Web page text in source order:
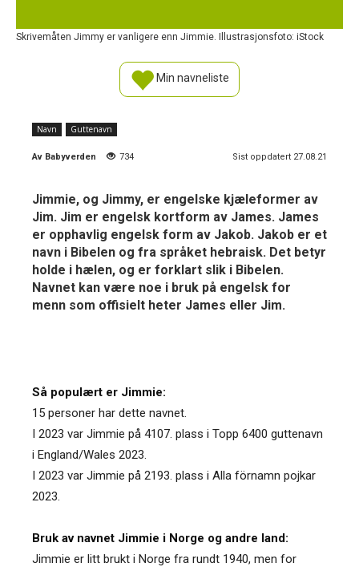
Skrivemåten Jimmy er vanligere enn Jimmie. Illustrasjonsfoto: iStock
Min navneliste
Navn Guttenavn
Av Babyverden 734 Sist oppdatert 27.08.21
Jimmie, og Jimmy, er engelske kjæleformer av
Jim. Jim er engelsk kortform av James. James
er opphavlig engelsk form av Jakob. Jakob er et
navn i Bibelen og fra språket hebraisk. Det betyr
holde i hælen, og er forklart slik i Bibelen.
Navnet kan være noe i bruk på engelsk for
menn som offisielt heter James eller Jim.
Så populært er Jimmie:
15 personer har dette navnet.
I 2023 var Jimmie på 4107. plass i Topp 6400 guttenavn
i England/Wales 2023.
I 2023 var Jimmie på 2193. plass i Alla förnamn pojkar
2023.
Bruk av navnet Jimmie i Norge og andre land:
Jimmie er litt brukt i Norge fra rundt 1940, men for